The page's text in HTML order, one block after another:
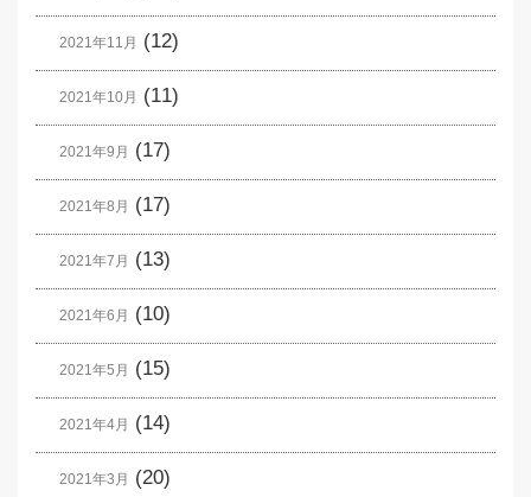
2021年11月 (12)
2021年10月 (11)
2021年9月 (17)
2021年8月 (17)
2021年7月 (13)
2021年6月 (10)
2021年5月 (15)
2021年4月 (14)
2021年3月 (20)